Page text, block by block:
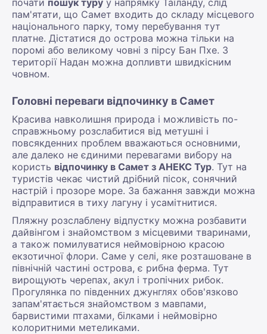
почати пошук туру у напрямку Таїланду, слід
пам'ятати, що Самет входить до складу місцевого
національного парку, тому перебування тут
платне. Дістатися до острова можна тільки на
поромі або великому човні з пірсу Бан Пхе. З
території Надан можна допливти швидкісним
човном.
Головні переваги відпочинку в Самет
Красива навколишня природа і можливість по-
справжньому розслабитися від метушні і
повсякденних проблем вважаються основними,
але далеко не єдиними перевагами вибору на
користь відпочинку в Самет з АНЕКС Тур. Тут на
туристів чекає чистий дрібний пісок, сонячний
настрій і прозоре море. За бажання завжди можна
відправитися в тиху лагуну і усамітнитися.
Пляжну розслаблену відпустку можна розбавити
дайвінгом і знайомством з місцевими тваринами,
а також помилуватися неймовірною красою
екзотичної флори. Саме у селі, яке розташоване в
північній частині острова, є рибна ферма. Тут
вирощують черепах, акул і тропічних рибок.
Прогулянка по південних джунглях обов'язково
запам'ятається знайомством з мавпами,
барвистими птахами, білками і неймовірно
колоритними метеликами.